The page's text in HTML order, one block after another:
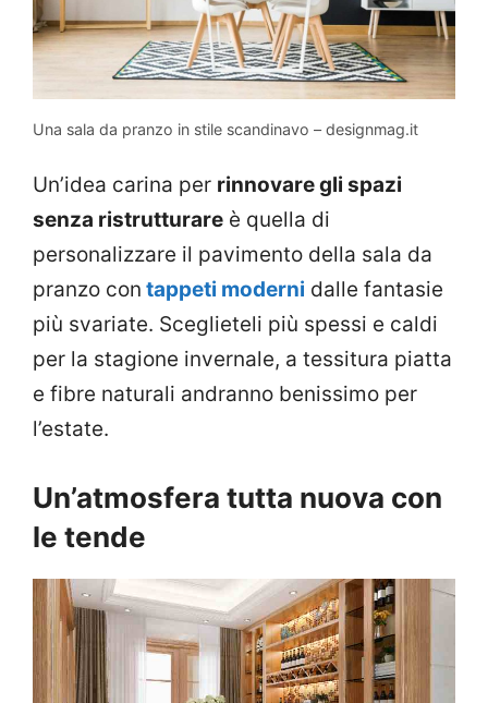
Una sala da pranzo in stile scandinavo – designmag.it
Un’idea carina per rinnovare gli spazi
senza ristrutturare è quella di
personalizzare il pavimento della sala da
pranzo con tappeti moderni dalle fantasie
più svariate. Sceglieteli più spessi e caldi
per la stagione invernale, a tessitura piatta
e fibre naturali andranno benissimo per
l’estate.
Un’atmosfera tutta nuova con
le tende